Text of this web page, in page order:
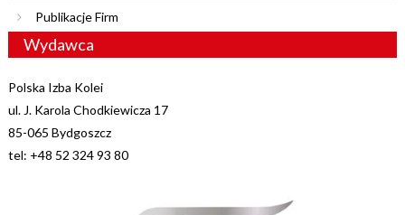
Publikacje Firm
Wydawca
Polska Izba Kolei
ul. J. Karola Chodkiewicza 17
85-065 Bydgoszcz
tel: +48 52 324 93 80